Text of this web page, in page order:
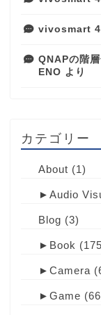
vivosmart 4
QNAPの階
ENO より
カテゴリー
About (1)
► Audio
Blog (3)
► Book
► Camera
► Game